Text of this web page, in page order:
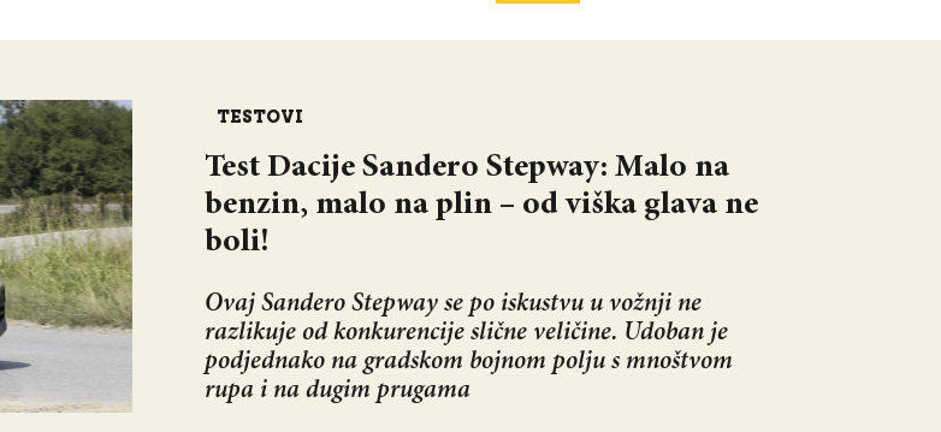
TESTOVI
Test Dacije Sandero Stepway: Malo na
benzin, malo na plin – od viška glava ne
boli!
Ovaj Sandero Stepway se po iskustvu u vožnji ne
razlikuje od konkurencije slične veličine. Udoban je
podjednako na gradskom bojnom polju s mnoštvom
rupa i na dugim prugama